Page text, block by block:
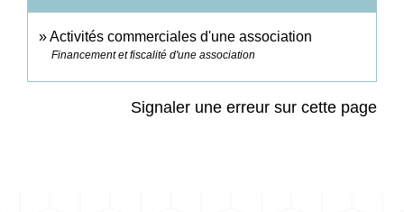
Activités commerciales d'une association
Financement et fiscalité d'une association
Signaler une erreur sur cette page